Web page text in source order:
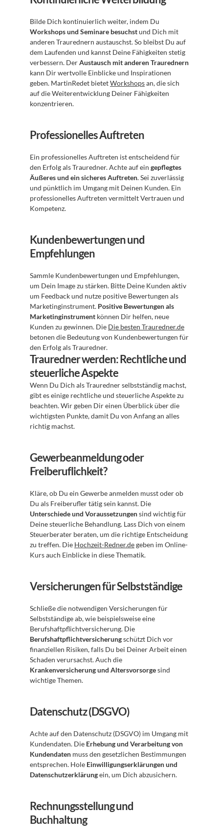
Workshops und Seminare besuchst und Dich mit
anderen Traurednern austauschst. So bleibst Du auf
dem Laufenden und kannst Deine Fähigkeiten stetig
verbessern. Der Austausch mit anderen Traurednern
kann Dir wertvolle Einblicke und Inspirationen
geben. MartinRedet bietet Workshops an, die sich
auf die Weiterentwicklung Deiner Fähigkeiten
konzentrieren.
Professionelles Auftreten
Ein professionelles Auftreten ist entscheidend für
den Erfolg als Trauredner. Achte auf ein gepflegtes
Äußeres und ein sicheres Auftreten. Sei zuverlässig
und pünktlich im Umgang mit Deinen Kunden. Ein
professionelles Auftreten vermittelt Vertrauen und
Kompetenz.
Kundenbewertungen und
Empfehlungen
Sammle Kundenbewertungen und Empfehlungen,
um Dein Image zu stärken. Bitte Deine Kunden aktiv
um Feedback und nutze positive Bewertungen als
Marketinginstrument. Positive Bewertungen als
Marketinginstrument können Dir helfen, neue
Kunden zu gewinnen. Die Die besten Trauredner.de
betonen die Bedeutung von Kundenbewertungen für
den Erfolg als Trauredner.
Trauredner werden: Rechtliche und
steuerliche Aspekte
Wenn Du Dich als Trauredner selbstständig machst,
gibt es einige rechtliche und steuerliche Aspekte zu
beachten. Wir geben Dir einen Überblick über die
wichtigsten Punkte, damit Du von Anfang an alles
richtig machst.
Gewerbeanmeldung oder
Freiberuflichkeit?
Kläre, ob Du ein Gewerbe anmelden musst oder ob
Unterschiede und Voraussetzungen sind wichtig für
Deine steuerliche Behandlung. Lass Dich von einem
Steuerberater beraten, um die richtige Entscheidung
zu treffen. Die Hochzeit-Redner.de geben im Online-
Kurs auch Einblicke in diese Thematik.
Versicherungen für Selbstständige
Schließe die notwendigen Versicherungen für
Selbstständige ab, wie beispielsweise eine
Berufshaftpflichtversicherung schützt Dich vor
finanziellen Risiken, falls Du bei Deiner Arbeit einen
Krankenversicherung und Altersvorsorge sind
wichtige Themen.
Datenschutz (DSGVO)
Achte auf den Datenschutz (DSGVO) im Umgang mit
Kundendaten. Die Erhebung und Verarbeitung von
Kundendaten muss den gesetzlichen Bestimmungen
entsprechen. Hole Einwilligungserklärungen und
Datenschutzerklärung ein, um Dich abzusichern.
Rechnungsstellung und
Buchhaltung